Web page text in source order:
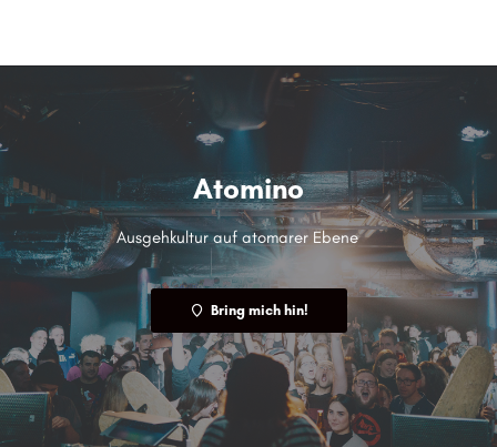
Atomino
Ausgehkultur auf atomarer Ebene
Bring mich hin!